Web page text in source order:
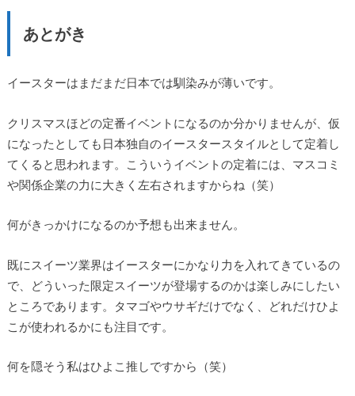
あとがき
イースターはまだまだ日本では馴染みが薄いです。
クリスマスほどの定番イベントになるのか分かりませんが、仮
になったとしても日本独自のイースタースタイルとして定着し
てくると思われます。こういうイベントの定着には、マスコミ
や関係企業の力に大きく左右されますからね（笑）
何がきっかけになるのか予想も出来ません。
既にスイーツ業界はイースターにかなり力を入れてきているの
で、どういった限定スイーツが登場するのかは楽しみにしたい
ところであります。タマゴやウサギだけでなく、どれだけひよ
こが使われるかにも注目です。
何を隠そう私はひよこ推しですから（笑）